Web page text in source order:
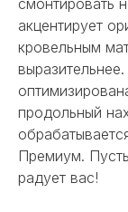
акцентирует
кровельным
продольный
Премиум.
радует вас!